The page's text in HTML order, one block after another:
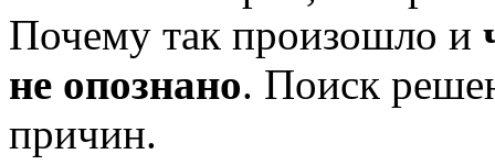
Почему так произошло и
не опознано. Поиск
причин.